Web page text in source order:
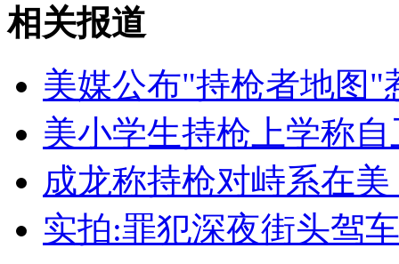
新疆北疆部分地区积雪达50厘米
山西运城恶犬咬伤多人 警民合力深夜将其击毙
女孩北京地铁殴打老人 痛下狠手拳打脚踢
无痛分娩是否安全 医生回应
相关报道
美媒公布"持枪者地图"
美小学生持枪上学称
成龙称持枪对峙系在
实拍:罪犯深夜街头驾